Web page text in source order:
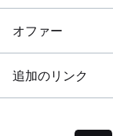
オファー
追加のリンク